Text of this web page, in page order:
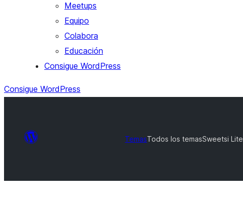
Meetups
Equipo
Colabora
Educación
Consigue WordPress
Consigue WordPress
TemasTodos los temasSweetsi Lite